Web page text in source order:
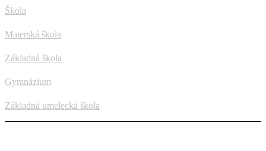
Škola
Materská škola
Základná škola
Gymnázium
Základná umelecká škola